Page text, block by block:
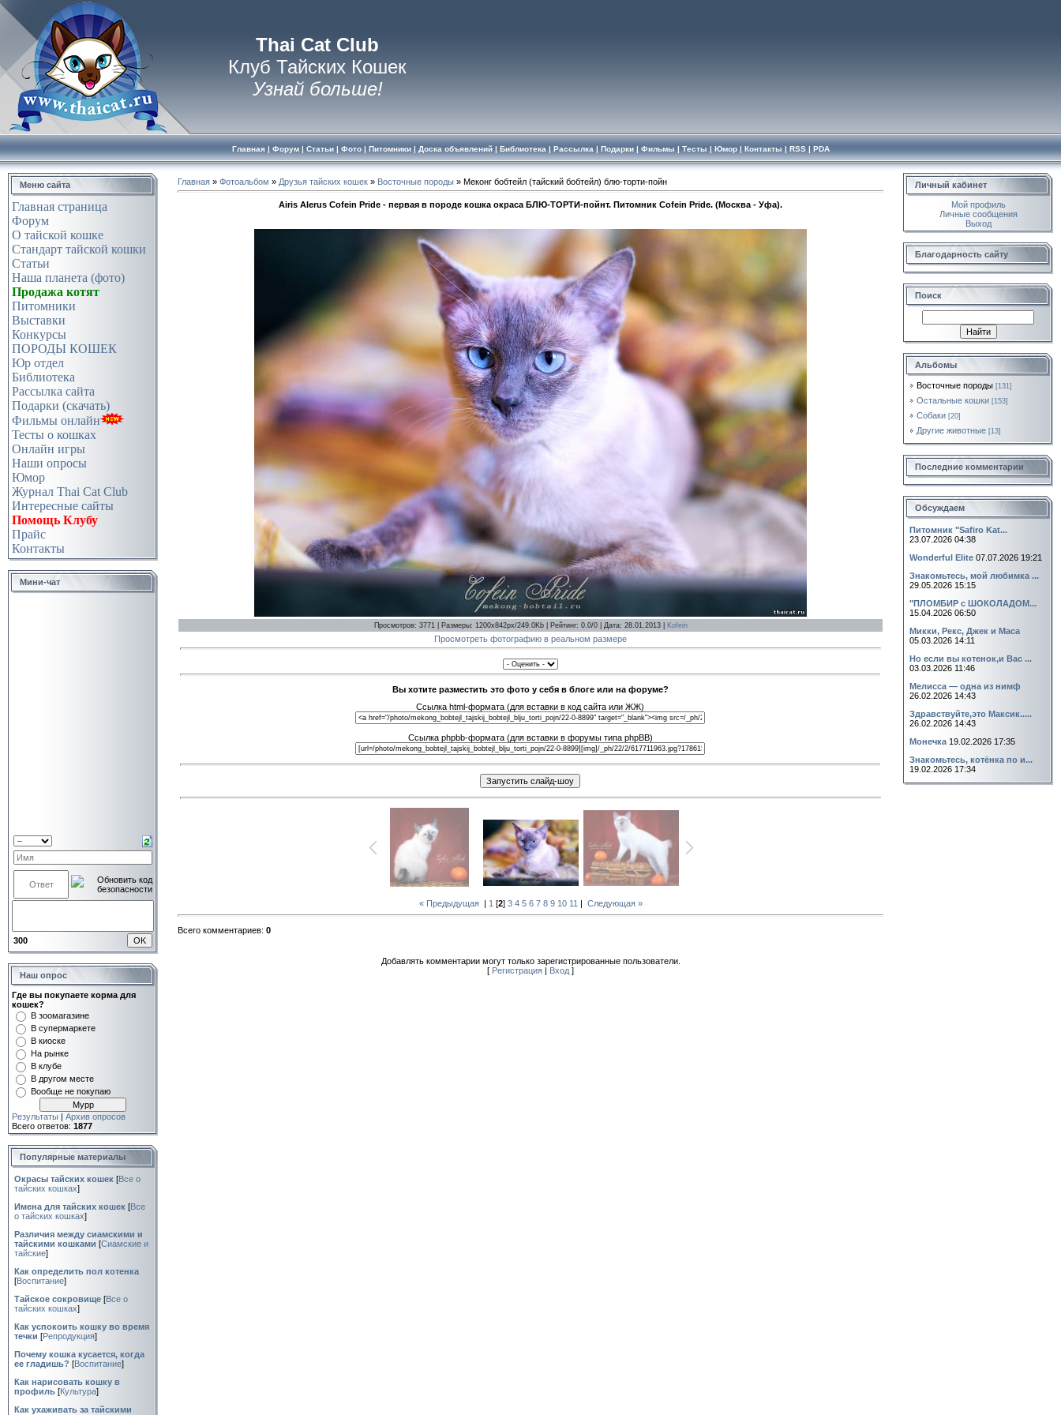
Thai Cat Club
Клуб Тайских Кошек
Узнай больше!
Главная| Форум| Статьи| Фото| Питомники| Доска объявлений| Библиотека | Рассылка | Подарки| Фильмы | Тесты | Юмор| Контакты | RSS| PDA
Меню сайта
Главная страница
Форум
О тайской кошке
Стандарт тайской кошки
Статьи
Наша планета (фото)
Продажа котят
Питомники
Выставки
Конкурсы
ПОРОДЫ КОШЕК
Юр отдел
Библиотека
Рассылка сайта
Подарки (скачать)
Фильмы онлайн
Тесты о кошках
Онлайн игры
Наши опросы
Юмор
Журнал Thai Cat Club
Интересные сайты
Помощь Клубу
Прайс
Контакты
Мини-чат
300
Наш опрос
Где вы покупаете корма для
кошек?
В зоомагазине
В супермаркете
В киоске
На рынке
В клубе
В другом месте
Вообще не покупаю
Результаты | Архив опросов
Всего ответов: 1877
Популярные материалы
Окрасы тайских кошек [Все о
тайских кошках]
Имена для тайских кошек [Все
о тайских кошках]
Различия между сиамскими и
тайскими кошками [Сиамские и
тайские]
Как определить пол котенка
[Воспитание]
Тайское сокровище [Все о
тайских кошках]
Как успокоить кошку во время
течки [Репродукция]
Почему кошка кусается, когда
ее гладишь? [Воспитание]
Как нарисовать кошку в
профиль [Культура]
Как ухаживать за тайскими
Главная » Фотоальбом » Друзья тайских кошек » Восточные породы » Меконг бобтейл (тайский бобтейл) блю-торти-пойн
Airis Alerus Cofein Pride - первая в породе кошка окраса БЛЮ-ТОРТИ-пойнт. Питомник Cofein Pride. (Москва - Уфа).
Просмотров: 3771 | Размеры: 1200x842px/249.0Kb | Рейтинг: 0.0/0 | Дата: 28.01.2013 | Kofein
Просмотреть фотографию в реальном размере
Вы хотите разместить это фото у себя в блоге или на форуме?
Ссылка html-формата (для вставки в код сайта или ЖЖ)
Ссылка phpbb-формата (для вставки в форумы типа phpBB)
« Предыдущая| 1 [2] 3 4 5 6 7 8 9 10 11 | Следующая »
Всего комментариев: 0
Добавлять комментарии могут только зарегистрированные пользователи.
[ Регистрация Вход ]
Личный кабинет
Мой профиль
Личные сообщения
Выход
Благодарность сайту
Поиск
Альбомы
Восточные породы [131]
Остальные кошки [153]
Собаки [20]
Другие животные [13]
Последние комментарии
Обсуждаем
Питомник "Safiro Kat...
23.07.2026 04:38
Wonderful Elite 07.07.2026 19:21
Знакомьтесь, мой любимка ...
29.05.2026 15:15
"ПЛОМБИР с ШОКОЛАДОМ...
15.04.2026 06:50
Микки, Рекс, Джек и Маса
05.03.2026 14:11
Но если вы котенок,и Вас ...
03.03.2026 11:46
Мелисса — одна из нимф
26.02.2026 14:43
Здравствуйте,это Максик.....
26.02.2026 14:43
Монечка 19.02.2026 17:35
Знакомьтесь, котёнка по и...
19.02.2026 17:34